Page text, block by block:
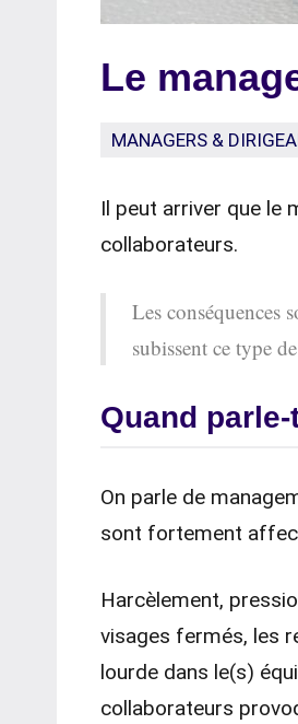
Le
MANAGERS &
Il peut arriver que le
collaborateurs.
Les conséquences
subissent ce type
Quand
On parle de
sont fortement
Harcèlement,
visages fermés, les
lourde dans le(s)
collaborateurs